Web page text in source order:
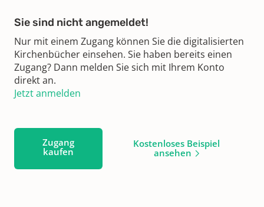
Sie sind nicht angemeldet!
Nur mit einem Zugang können Sie die digitalisierten
Kirchenbücher einsehen. Sie haben bereits einen
Zugang? Dann melden Sie sich mit Ihrem Konto
direkt an.
Jetzt anmelden
Zugang
kaufen
Kostenloses Beispiel
ansehen